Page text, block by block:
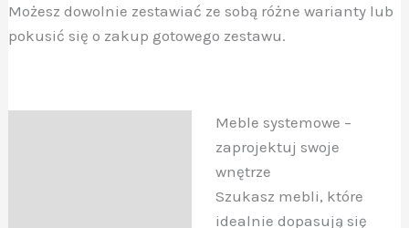
Możesz dowolnie zestawiać ze sobą różne warianty lub
pokusić się o zakup gotowego zestawu.
Meble systemowe –
zaprojektuj swoje
wnętrze
Szukasz mebli, które
idealnie dopasują się